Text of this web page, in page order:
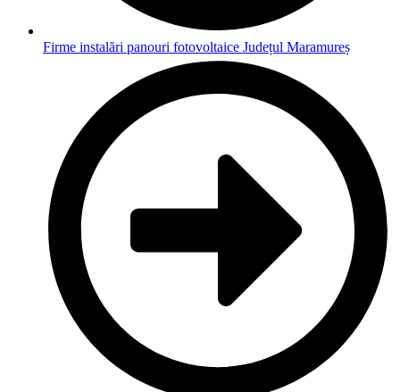
Firme instalări panouri fotovoltaice Județul Maramureș